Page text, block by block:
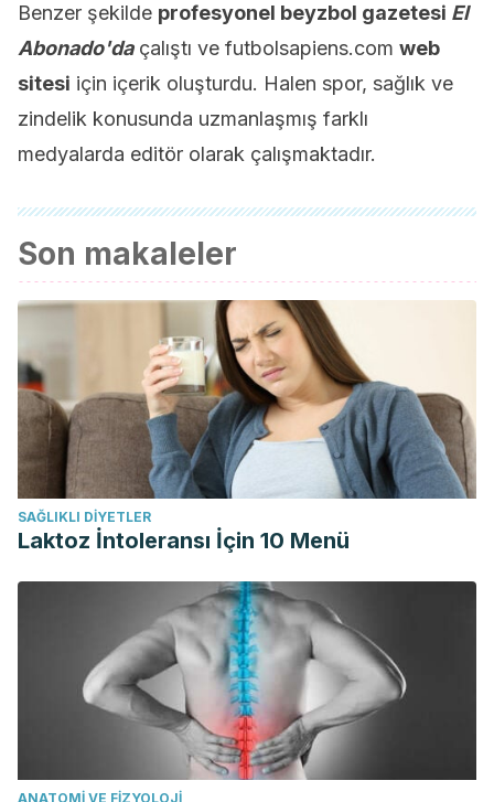
Benzer şekilde profesyonel beyzbol gazetesi El
Abonado'daçalıştı ve futbolsapiens.com web
sitesi için içerik oluşturdu. Halen spor, sağlık ve
zindelik konusunda uzmanlaşmış farklı
medyalarda editör olarak çalışmaktadır.
Son makaleler
SAĞLIKLI DIYETLER
Laktoz İntoleransı İçin 10 Menü
ANATOMI VE FIZYOLOJI